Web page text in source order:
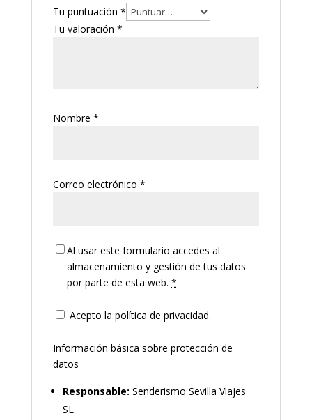
Tu puntuación *
Tu valoración *
Nombre *
Correo electrónico *
Al usar este formulario accedes al
almacenamiento y gestión de tus datos
por parte de esta web. *
Acepto la política de privacidad.
Información básica sobre protección de
datos
Responsable: Senderismo Sevilla Viajes
SL.